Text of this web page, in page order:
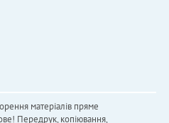
матеріалів пряме
Передрук, копіювання,